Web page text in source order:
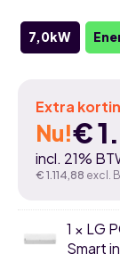
7,0kW
Extra
Nu!
€
€
is:
€
incl. 21%
€ 1.114,88 excl.
1 × LG
Smart